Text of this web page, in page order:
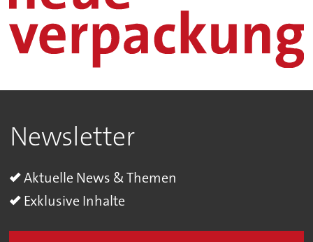
Newsletter
Aktuelle News & Themen
Exklusive Inhalte